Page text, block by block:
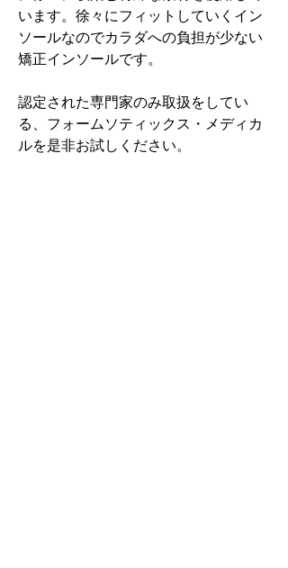
います。徐々にフィットしていくイン
ソールなのでカラダへの負担が少ない
矯正インソールです。
認定された専門家のみ取扱をしてい
る、フォームソティックス・メディカ
ルを是非お試しください。